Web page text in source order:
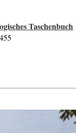
Taschenbuch